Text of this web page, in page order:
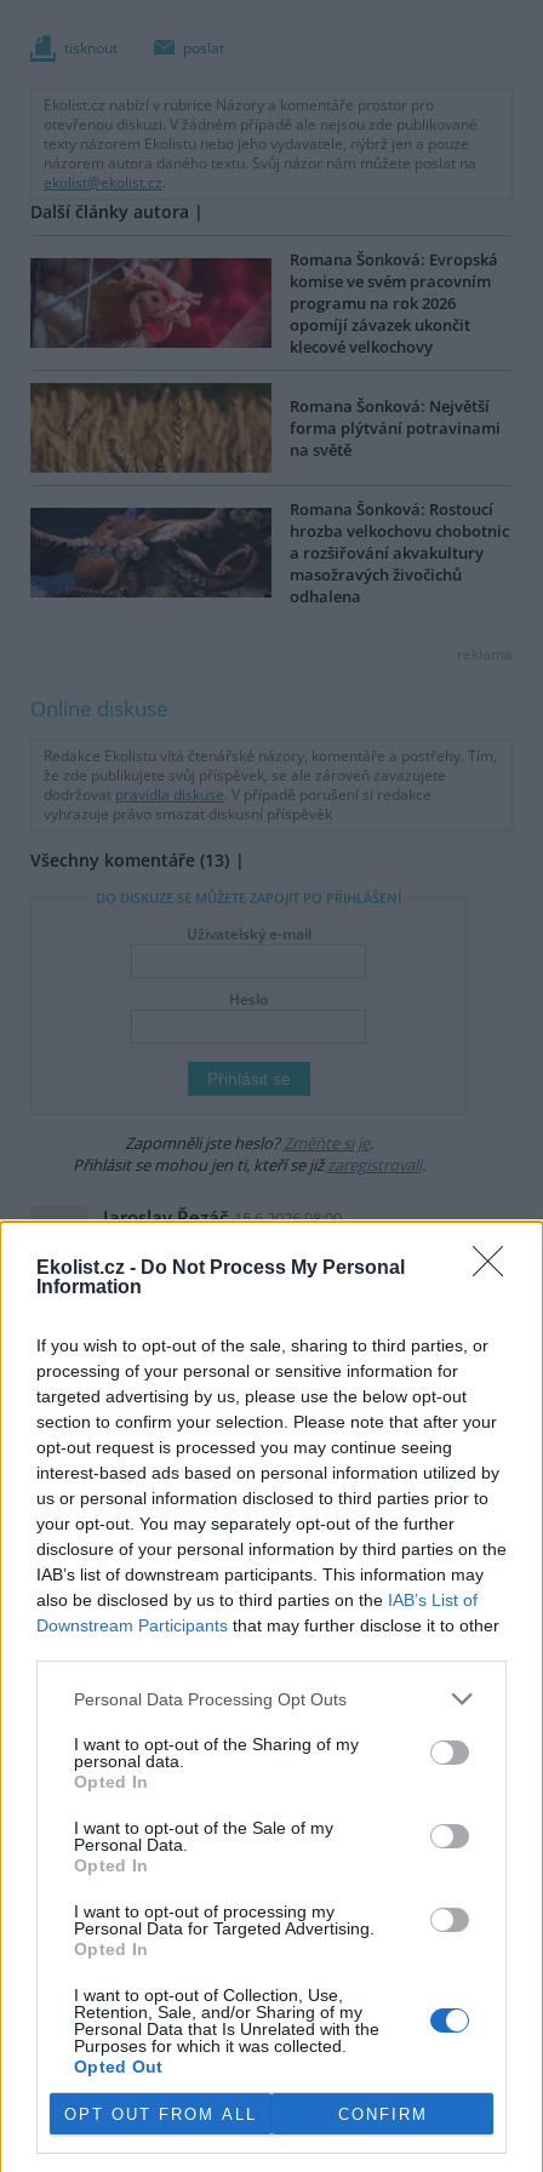
Ekolist.cz - Do Not Process My Personal
Information
If you wish to opt-out of the sale, sharing to third parties, or
processing of your personal or sensitive information for
targeted advertising by us, please use the below opt-out
section to confirm your selection. Please note that after your
opt-out request is processed you may continue seeing
interest-based ads based on personal information utilized by
us or personal information disclosed to third parties prior to
your opt-out. You may separately opt-out of the further
disclosure of your personal information by third parties on the
IAB’s list of downstream participants. This information may
also be disclosed by us to third parties on the IAB’s List of
Downstream Participants that may further disclose it to other
Personal Data Processing Opt Outs
I want to opt-out of the Sharing of my
personal data.
Opted In
I want to opt-out of the Sale of my
Personal Data.
Opted In
I want to opt-out of processing my
Personal Data for Targeted Advertising.
Opted In
I want to opt-out of Collection, Use,
Retention, Sale, and/or Sharing of my
Personal Data that Is Unrelated with the
Purposes for which it was collected.
Opted Out
OPT OUT FROM ALL CONFIRM
tisknout poslat
Ekolist.cz nabízí v rubrice Názory a komentáře prostor pro
otevřenou diskuzi. V žádném případě ale nejsou zde publikované
texty názorem Ekolistu nebo jeho vydavatele, nýbrž jen a pouze
názorem autora daného textu. Svůj názor nám můžete poslat na
ekolist@ekolist.cz.
Další články autora |
Romana Šonková: Evropská
komise ve svém pracovním
programu na rok 2026
opomíjí závazek ukončit
klecové velkochovy
Romana Šonková: Největší
forma plýtvání potravinami
na světě
Romana Šonková: Rostoucí
hrozba velkochovu chobotnic
a rozšiřování akvakultury
masožravých živočichů
odhalena
reklama
Online diskuse
Redakce Ekolistu vítá čtenářské názory, komentáře a postřehy. Tím,
že zde publikujete svůj příspěvek, se ale zároveň zavazujete
dodržovat pravidla diskuse. V případě porušení si redakce
vyhrazuje právo smazat diskusní příspěvěk
Všechny komentáře (13)
DO DISKUZE SE MŮŽETE ZAPOJIT PO PŘIHLÁŠENÍ
Uživatelský e-mail
Heslo
Zapomněli jste heslo?Změňte si je.
Přihlásit se mohou jen ti, kteří se jižzaregistrovali.
Jaroslav Řezáč 15.6.2026 08:00
Odpovědět
EB Emil Bernardy 16.6.2026 12:56
Reaguje na Jaroslav Řezáč
Trefné.
Odpovědět
II
Imarr Imarr 15.6.2026 09:28
V první fázi by to chtělo zakázat ekologismus, v
druhé fázi by to chtělo podpořit chov skotu v
místě spotřeby. A bude i více organiky na pole. Podepisovat
nějaké výkřiky do tmy vytržené z reality nemá cenu.
Odpovědět
15.6.2026 09:40
Reaguje na Imarr Imarr
Odpovědět
Břetislav Machaček
Reaguje na Imarr Imarr
Přesně tak. Kdysi končily místní zvířata na místních
jatkách, ale
směřují
své protesty, ale to by museli protestovat proti
kapitalismu, který stojí a leží na tržních principech a
neohlíží se jak na lidi, tak ani na zvířata. Pro kapitalistu
je zvíře zboží a člověk je lidský
zdroj pracovní síly. Když vzpomenu ještě více do
minulosti, tak
děda odvedl krávu pěšky k místnímu řezníkovi a domů